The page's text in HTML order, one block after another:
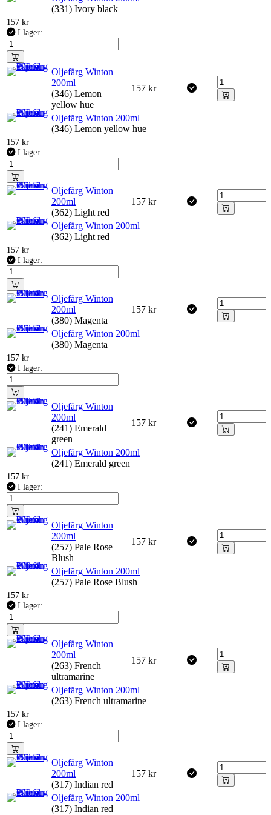
(331) Ivory black
157 kr
I lager:
Oljefärg Winton
200ml
(346) Lemon
yellow hue
157 kr
Oljefärg Winton 200ml
(346) Lemon yellow hue
157 kr
I lager:
Oljefärg Winton
200ml
(362) Light red
157 kr
Oljefärg Winton 200ml
(362) Light red
157 kr
I lager:
Oljefärg Winton
200ml
(380) Magenta
157 kr
Oljefärg Winton 200ml
(380) Magenta
157 kr
I lager:
Oljefärg Winton
200ml
(241) Emerald
green
157 kr
Oljefärg Winton 200ml
(241) Emerald green
157 kr
I lager:
Oljefärg Winton
200ml
(257) Pale Rose
Blush
157 kr
Oljefärg Winton 200ml
(257) Pale Rose Blush
157 kr
I lager:
Oljefärg Winton
200ml
(263) French
ultramarine
157 kr
Oljefärg Winton 200ml
(263) French ultramarine
157 kr
I lager:
Oljefärg Winton
200ml
(317) Indian red
157 kr
Oljefärg Winton 200ml
(317) Indian red